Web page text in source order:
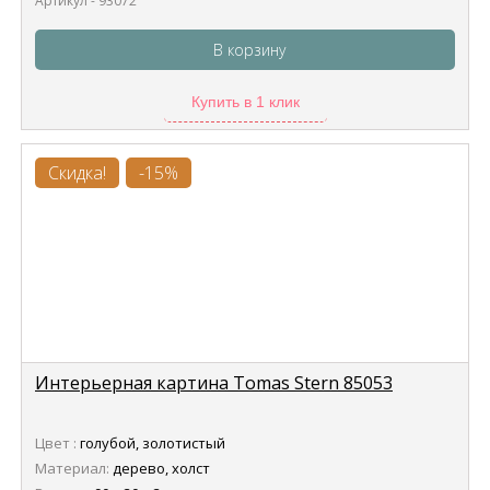
В корзину
Купить в 1 клик
Скидка! -15%
Интерьерная картина Tomas Stern 85053
Цвет : голубой, золотистый
Материал: дерево, холст